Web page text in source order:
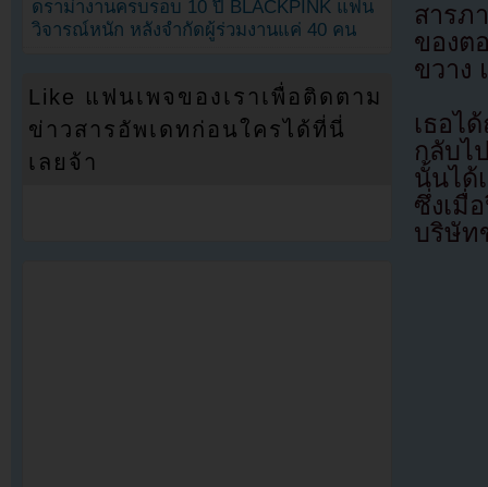
สารภ
ของต
ขวาง
เธอไ
กลับไ
นั้นได้
ซึ่งเมื่
บริษัท
ดราม่างานครบรอบ 10 ปี BLACKPINK แฟน
วิจารณ์หนัก หลังจำกัดผู้ร่วมงานแค่ 40 คน
Like แฟนเพจของเราเพื่อติดตาม
ข่าวสารอัพเดทก่อนใครได้ที่นี่
เลยจ้า